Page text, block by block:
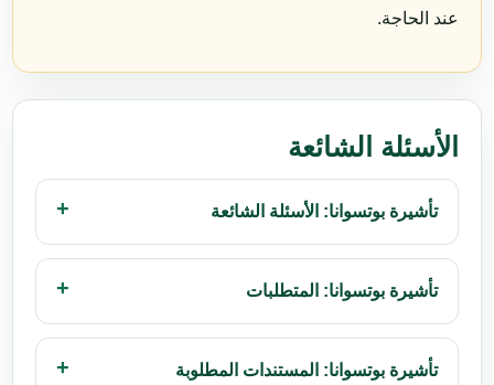
عند الحاجة.
الأسئلة الشائعة
تأشيرة بوتسوانا: الأسئلة الشائعة
تأشيرة بوتسوانا: المتطلبات
تأشيرة بوتسوانا: المستندات المطلوبة